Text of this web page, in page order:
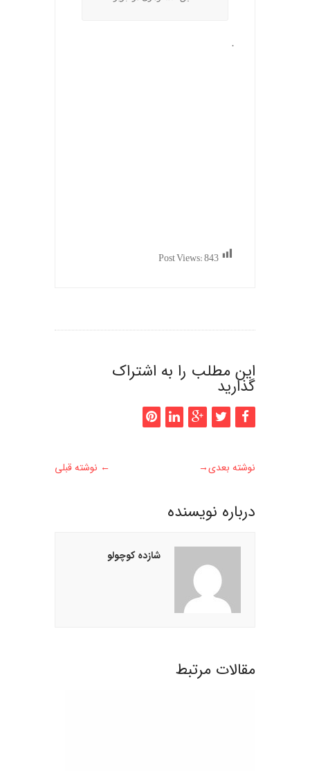
.
Post Views:843
این مطلب را به اشتراک
گذارید
← نوشته قبلی نوشته بعدی→
درباره نويسنده
شازده کوچولو
مقالات مرتبط